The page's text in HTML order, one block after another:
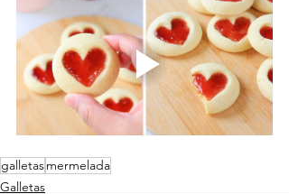
galletasmermelada
Galletas